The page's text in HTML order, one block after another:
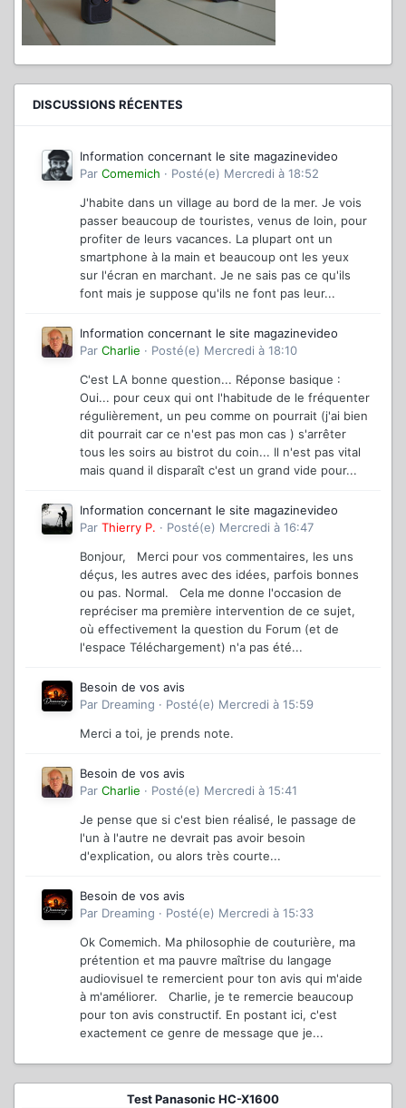
DISCUSSIONS RÉCENTES
Information concernant le site magazinevideo
Par Comemich · Posté(e) Mercredi à 18:52
J'habite dans un village au bord de la mer. Je vois
passer beaucoup de touristes, venus de loin, pour
profiter de leurs vacances. La plupart ont un
smartphone à la main et beaucoup ont les yeux
sur l'écran en marchant. Je ne sais pas ce qu'ils
font mais je suppose qu'ils ne font pas leur...
Information concernant le site magazinevideo
Par Charlie · Posté(e) Mercredi à 18:10
C'est LA bonne question... Réponse basique :
Oui... pour ceux qui ont l'habitude de le fréquenter
régulièrement, un peu comme on pourrait (j'ai bien
dit pourrait car ce n'est pas mon cas ) s'arrêter
tous les soirs au bistrot du coin... Il n'est pas vital
mais quand il disparaît c'est un grand vide pour...
Information concernant le site magazinevideo
Par Thierry P. · Posté(e) Mercredi à 16:47
Bonjour, Merci pour vos commentaires, les uns
déçus, les autres avec des idées, parfois bonnes
ou pas. Normal. Cela me donne l'occasion de
repréciser ma première intervention de ce sujet,
où effectivement la question du Forum (et de
l'espace Téléchargement) n'a pas été...
Besoin de vos avis
Par Dreaming · Posté(e) Mercredi à 15:59
Merci a toi, je prends note.
Besoin de vos avis
Par Charlie · Posté(e) Mercredi à 15:41
Je pense que si c'est bien réalisé, le passage de
l'un à l'autre ne devrait pas avoir besoin
d'explication, ou alors très courte...
Besoin de vos avis
Par Dreaming · Posté(e) Mercredi à 15:33
Ok Comemich. Ma philosophie de couturière, ma
prétention et ma pauvre maîtrise du langage
audiovisuel te remercient pour ton avis qui m'aide
à m'améliorer. Charlie, je te remercie beaucoup
pour ton avis constructif. En postant ici, c'est
exactement ce genre de message que je...
Test Panasonic HC-X1600